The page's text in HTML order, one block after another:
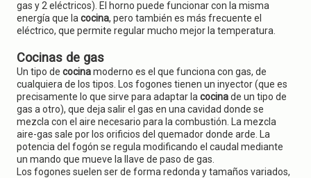
gas y 2 eléctricos). El horno puede funcionar con la misma
energía que la cocina, pero también es más frecuente el
eléctrico, que permite regular mucho mejor la temperatura.
Cocinas de gas
Un tipo de cocinamoderno es el que funciona con gas, de
cualquiera de los tipos. Los fogones tienen un inyector (que es
precisamente lo que sirve para adaptar la cocinade un tipo de
gas a otro), que deja salir el gas en una cavidad donde se
mezcla con el aire necesario para la combustión. La mezcla
aire-gas sale por los orificios del quemador donde arde. La
potencia del fogón se regula modificando el caudal mediante
un mando que mueve la llave de paso de gas.
Los fogones suelen ser de forma redonda y tamaños variados,